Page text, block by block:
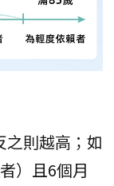
之則越高；如
）且6個月